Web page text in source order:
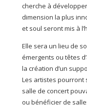
cherche à
dimension la plus
et soul seront mis à
Elle sera un lieu de
émergents ou têtes
la création d’un
Les artistes pourront
salle de concert
ou bénéficier de